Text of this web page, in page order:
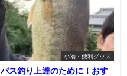
小物・便利グッズ
バス釣り上達のために！おす